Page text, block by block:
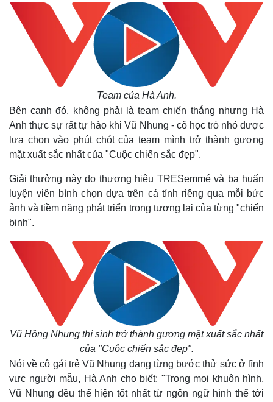
Thế giới
Quan sát
Cuộc sống đó đây
Hồ sơ
Multimedia
Video
Ảnh
Team của Hà Anh.
Bên cạnh đó, không phải là team chiến thắng nhưng Hà
Anh thực sự rất tự hào khi Vũ Nhung - cô học trò nhỏ được
lựa chọn vào phút chót của team mình trở thành gương
mặt xuất sắc nhất của "Cuộc chiến sắc đẹp".
Giải thưởng này do thương hiệu TRESemmé và ba huấn
luyện viên bình chọn dựa trên cá tính riêng qua mỗi bức
ảnh và tiềm năng phát triển trong tương lai của từng "chiến
binh".
Vũ Hồng Nhung thí sinh trở thành gương mặt xuất sắc nhất
của "Cuộc chiến sắc đẹp".
Nói về cô gái trẻ Vũ Nhung đang từng bước thử sức ở lĩnh
vực người mẫu, Hà Anh cho biết: "Trong mọi khuôn hình,
Vũ Nhung đều thể hiện tốt nhất từ ngôn ngữ hình thể tới